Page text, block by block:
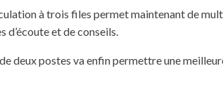
à trois files permet maintenant de
d’écoute et de conseils.
deux postes va enfin permettre une